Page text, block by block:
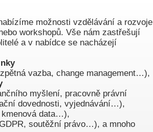
možnosti vzdělávání a rozvoje
workshopů. Vše nám zastřešují
a v nabídce se nacházejí
vazba, change management…),
myšlení, pracovně právní
dovednosti, vyjednávání…),
kmenová data…),
soutěžní právo…), a mnoho